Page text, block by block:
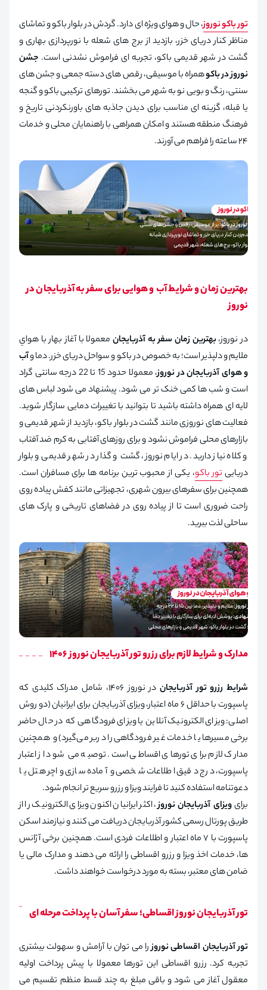
تور باکو نوروز، حال و هوای ویژه‌ ای دارد. گردش در بلوار باکو و تماشای
مناظر کنار دریای خزر، بازدید از برج‌ های شعله با نورپردازی بهاری و
گشت در شهر قدیمی باکو، تجربه‌ ای فراموش‌ نشدنی است. جشن
نوروز در باکوهمراه با موسیقی، رقص‌ های دسته‌ جمعی و جشن‌ های
سنتی، رنگ و بویی نو به شهر می‌ بخشند. تورهای ترکیبی باکو و گنجه
یا قبله، گزینه‌ ای مناسب برای دیدن جاذبه‌ های باورنکردنی تاریخ و
فرهنگ منطقه هستند و امکان همراهی با راهنمایان محلی و خدمات
۲۴ ساعته را فراهم می‌ آورند.
بهترین زمان و شرایط آب‌ و هوایی برای سفر به آذربایجان در
نوروز
در نوروز،بهترین زمان سفر به آذربایجان معمولا با آغاز بهار با هواي
ملایم و دلپذیر است؛ به خصوص در باکو و سواحل دریای خزر. دما وآب‌
و هوای آذربایجان در نوروز
، معمولا حدود 15 تا 22 درجه سانتی‌ گراد
است و شب‌ ها کمی خنک‌ تر می‌ شود. پیشنهاد می‌ شود لباس‌ های
لایه‌ ای همراه داشته باشید تا بتوانید با تغییرات دمایی سازگار شوید.
فعالیت‌ های نوروزی مانند گشت در بلوار باکو، بازدید از شهر قدیمی و
بازارهای محلی فراموش نشود و برای روزهای آفتابی به کرم ضد آفتاب
و کلاه نیاز دارید. در ایام نوروز، گشت‌ و گذار در شهر قدیمی و بلوار
دریایی تور باکو، یکی از محبوب ترین برنامه ها برای مسافران است.
همچنین برای سفرهای بیرون شهری، تجهیزاتی مانند کفش پیاده‌ روی
راحت ضروری است تا از پیاده‌ روی در فضاهای تاریخی و پارک‌ های
ساحلی لذت ببرید.
مدارک و شرایط لازم برای رزرو تور آذربایجان نوروز 1406
شرایط رزرو تور آذربایجان
در نوروز ۱۴۰۶، شامل مدراک کلیدی که
پاسپورت با حداقل ۶ ماه اعتبار، ویزای آذربایجان برای ایرانیان (دو روش
اصلی: ویزای الکترونیک آنلاین یا ویزای فرودگاهی که در حال حاضر
برخی مسیرها یا خدمات غیر فرودگاهی را دربر می‌گیرد) و همچنین
مدارک لازم برای تورهای اقساطی است. توصیه می‌ شود از اعتبار
پاسپورت، درج دقیق اطلاعات شخصی و آماده‌ سازی واچر هتل یا
دعوتنامه استفاده کنید تا فرایند ویزا و رزرو سریع‌ تر انجام شود.
برایویزای آذربایجان نوروز، اکثر ایرانیان اکنون ویزای الکترونیک را از
طریق پورتال رسمی کشور آذربایجان دریافت می‌ کنند و نیازمند اسکن
پاسپورت با ۷ ماه اعتبار و اطلاعات فردی است. همچنین برخی آژانس‌
ها، خدمات اخذ ویزا و رزرو اقساطی را ارائه می‌ دهند و مدارک مالی یا
ضامن‌ های معتبر، بسته به مورد درخواست خواهند داشت.
تور آذربایجان نوروز اقساطی؛ سفر آسان با پرداخت مرحله‌ ای
تور آذربایجان اقساطی نوروزرا می‌ توان با آرامش و سهولت بیشتری
تجربه کرد. رزرو اقساطی این تورها معمولا با پیش‌ پرداخت اولیه
معقول آغاز می‌ شود و باقی مبلغ به چند قسط منظم تقسیم می‌